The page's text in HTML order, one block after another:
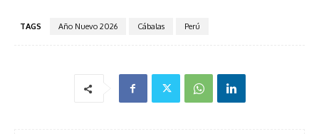
TAGS Año Nuevo 2026 Cábalas Perú